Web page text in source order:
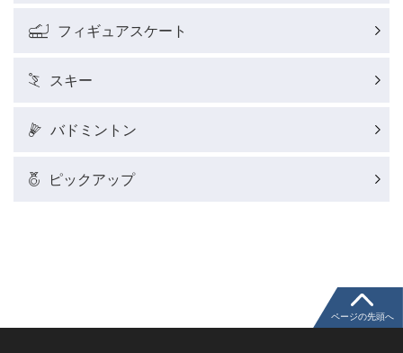
フィギュアスケート
スキー
バドミントン
ピックアップ
ページの先頭へ